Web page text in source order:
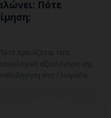
Πότε
Χρειάζεται Νέα
αξιολόγηση της
στη Γλυφάδα.